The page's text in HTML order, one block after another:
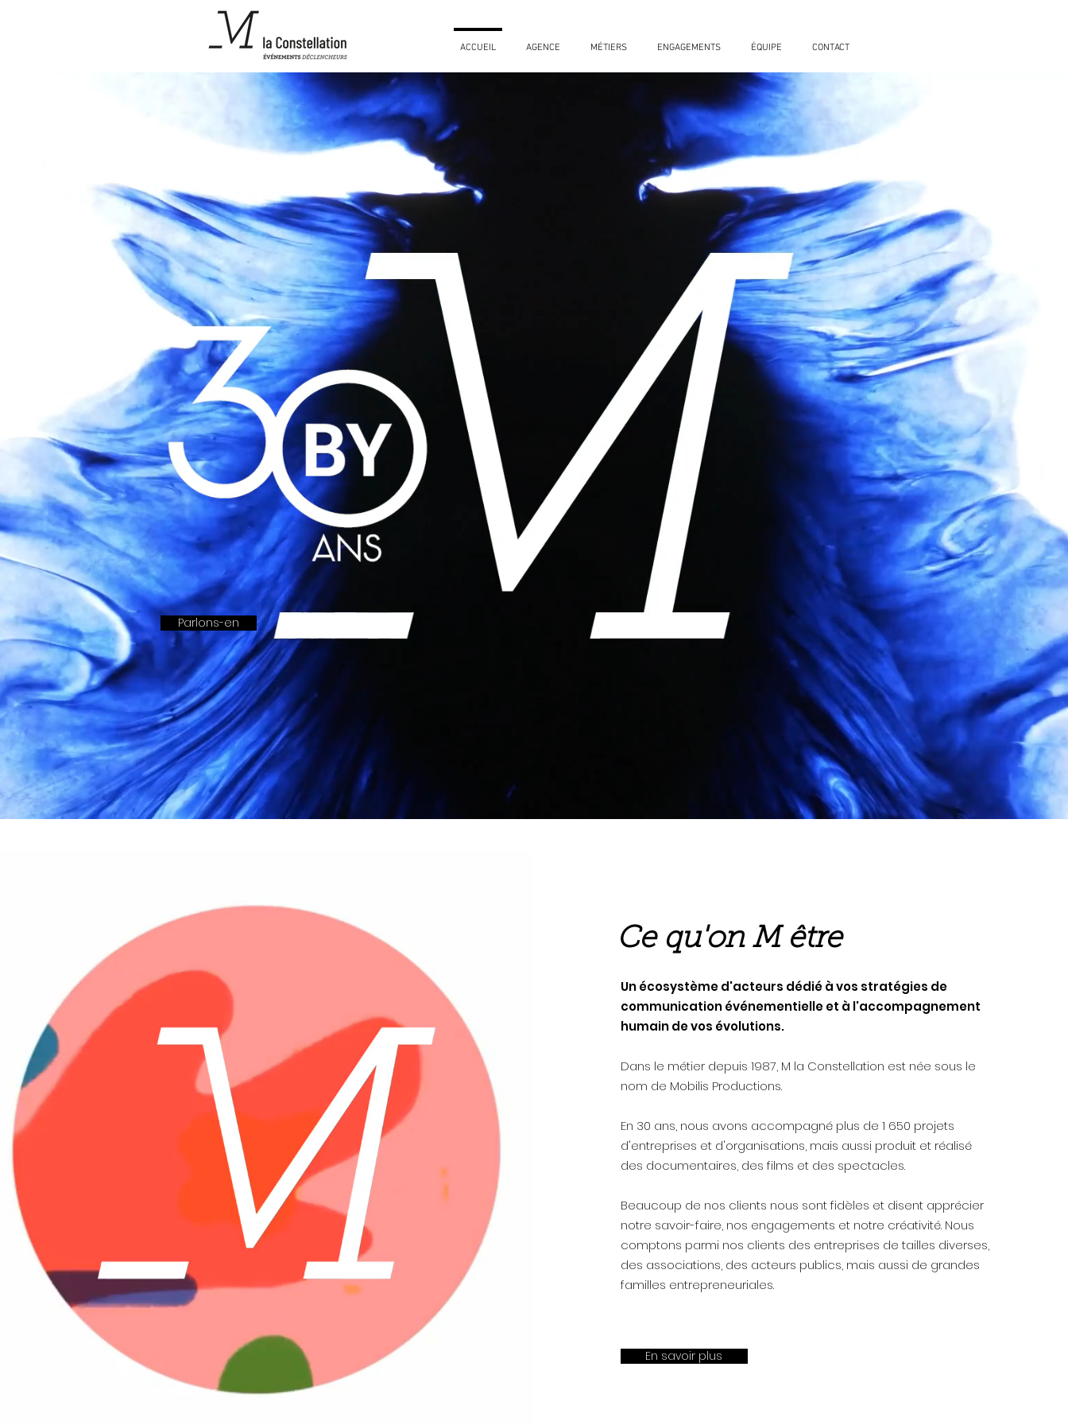
ACCUEIL AGENCE MÉTIERS ENGAGEMENTS ÉQUIPE CONTACT
Parlons-en
Ce qu'on M être
Un écosystème d'acteurs dédié à vos stratégies de
communication événementielle et à l'accompagnement
humain de vos évolutions.
Dans le métier depuis 1987, M la Constellation est née sous le
nom de Mobilis Productions.
En 30 ans, nous avons accompagné plus de 1 650 projets
d'entreprises et d'organisations, mais aussi produit et réalisé
des documentaires, des films et des spectacles.
Beaucoup de nos clients nous sont fidèles et disent apprécier
notre savoir-faire, nos engagements et notre créativité. Nous
comptons parmi nos clients des entreprises de tailles diverses,
des associations, des acteurs publics, mais aussi de grandes
familles entrepreneuriales.
En savoir plus